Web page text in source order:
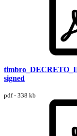
signed
pdf - 338 kb